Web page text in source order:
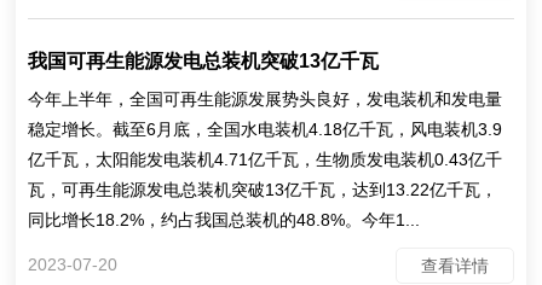
我国可再生能源发电总装机突破13亿千瓦
今年上半年，全国可再生能源发展势头良好，发电装机和发电量
稳定增长。截至6月底，全国水电装机4.18亿千瓦，风电装机3.9
亿千瓦，太阳能发电装机4.71亿千瓦，生物质发电装机0.43亿千
瓦，可再生能源发电总装机突破13亿千瓦，达到13.22亿千瓦，
同比增长18.2%，约占我国总装机的48.8%。今年1...
2023-07-20 查看详情